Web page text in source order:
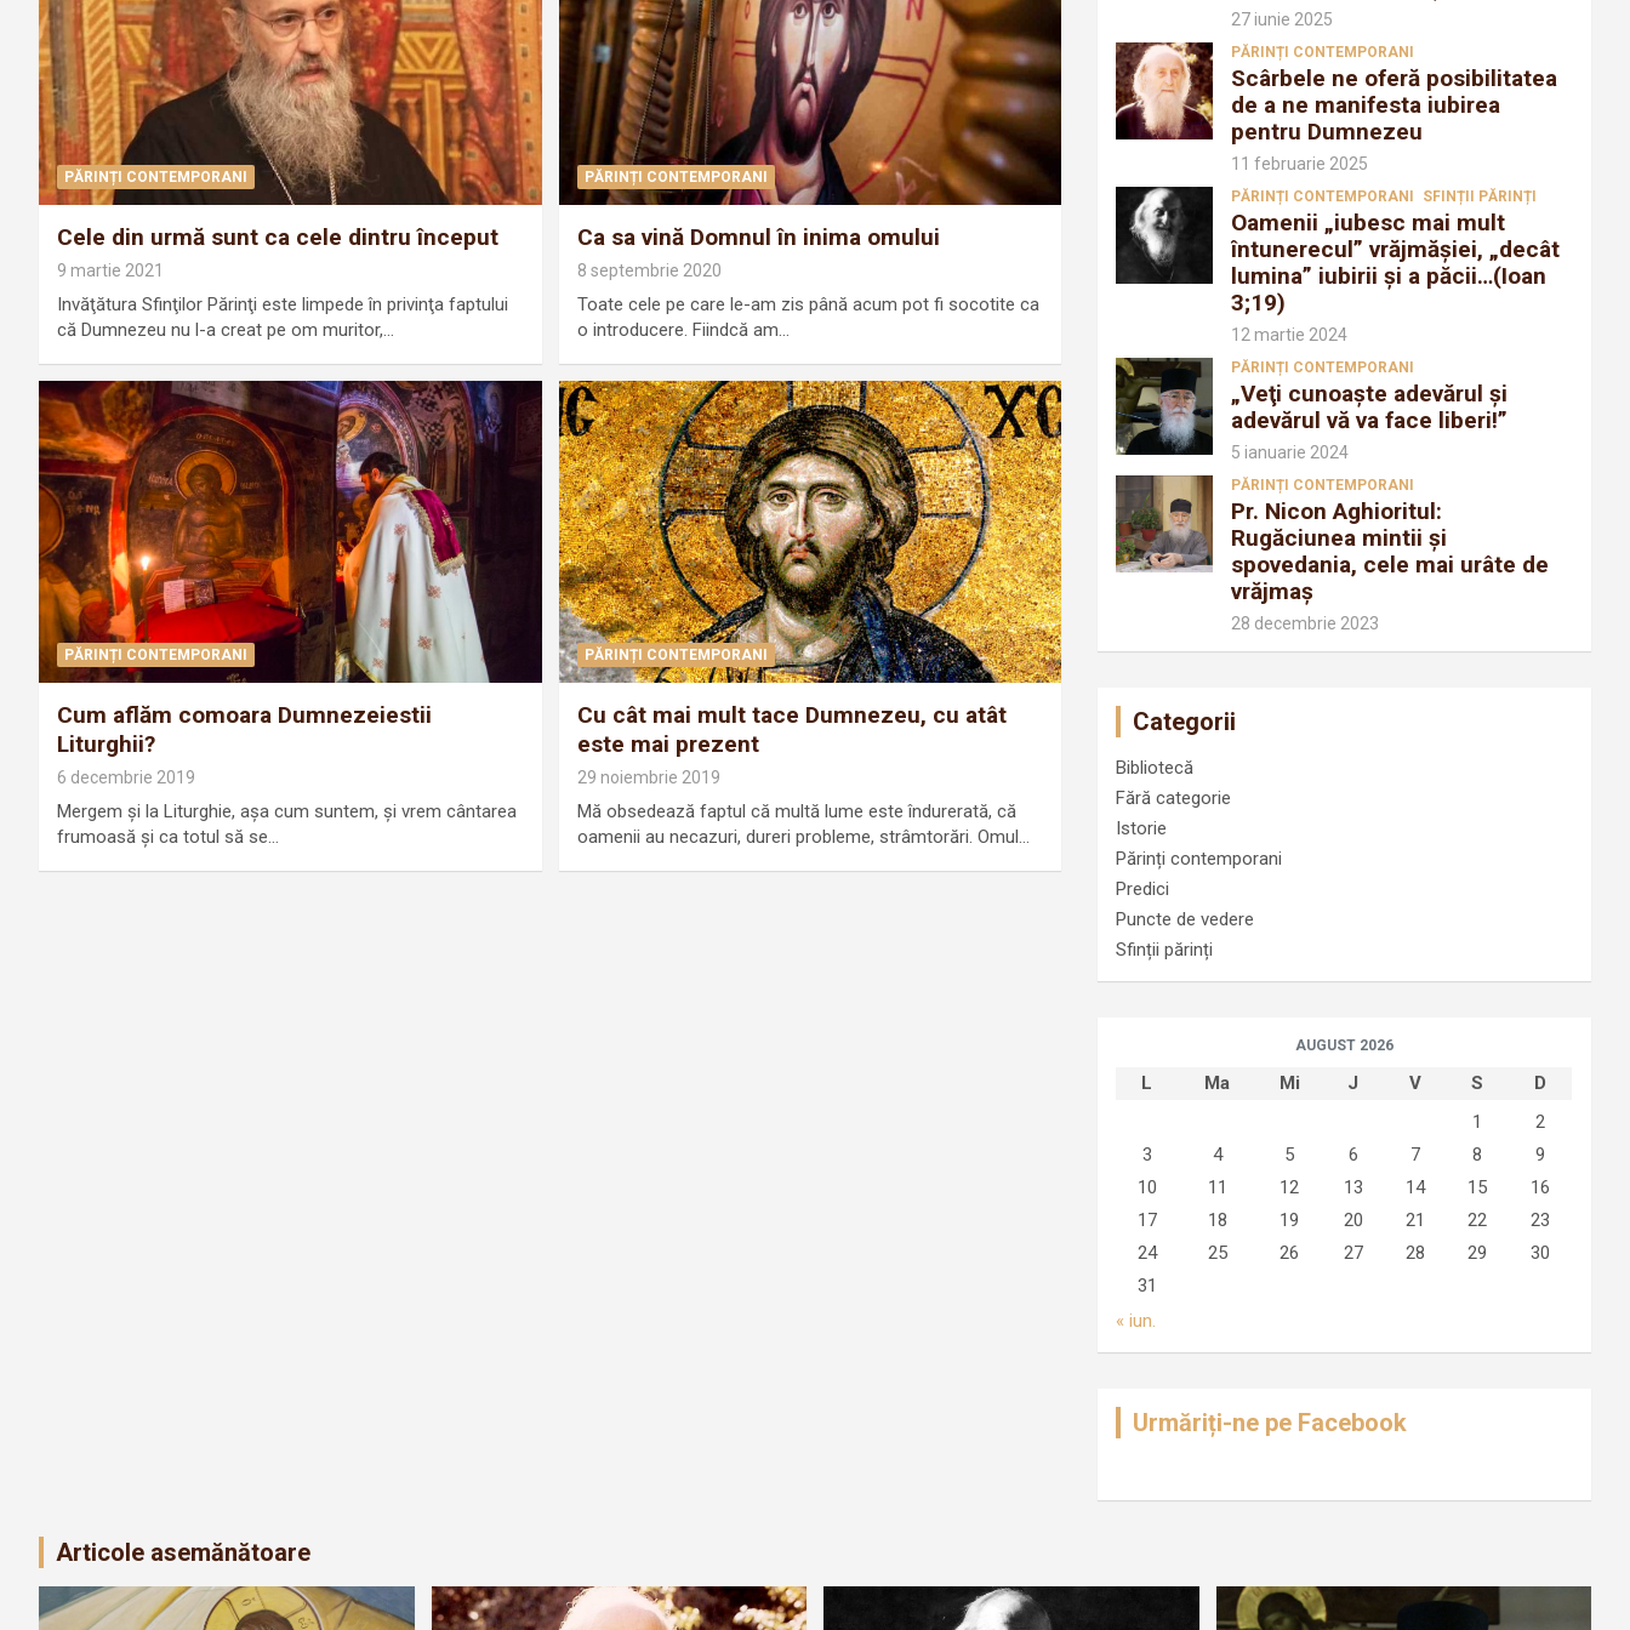
PĂRINȚI CONTEMPORANI
Cele din urmă sunt ca cele dintru început
9 martie 2021
Invăţătura Sfinţilor Părinţi este limpede în privinţa faptului
că Dumnezeu nu l-a creat pe om muritor,…
PĂRINȚI CONTEMPORANI
Ca sa vină Domnul în inima omului
8 septembrie 2020
Toate cele pe care le-am zis până acum pot fi socotite ca
o introducere. Fiindcă am…
PĂRINȚI CONTEMPORANI
Cum aflăm comoara Dumnezeiestii
Liturghii?
6 decembrie 2019
Mergem şi la Liturghie, aşa cum suntem, şi vrem cântarea
frumoasă şi ca totul să se…
PĂRINȚI CONTEMPORANI
Cu cât mai mult tace Dumnezeu, cu atât
este mai prezent
29 noiembrie 2019
Mă obsedează faptul că multă lume este îndurerată, că
oamenii au necazuri, dureri probleme, strâmtorări. Omul…
27 iunie 2025
PĂRINȚI CONTEMPORANI
Scârbele ne oferă posibilitatea
de a ne manifesta iubirea
pentru Dumnezeu
11 februarie 2025
PĂRINȚI CONTEMPORANI SFINȚII PĂRINȚI
Oamenii „iubesc mai mult
întunerecul” vrăjmăşiei, „decât
lumina” iubirii şi a păcii…(Ioan
3;19)
12 martie 2024
PĂRINȚI CONTEMPORANI
„Veţi cunoaşte adevărul şi
adevărul vă va face liberi!”
5 ianuarie 2024
PĂRINȚI CONTEMPORANI
Pr. Nicon Aghioritul:
Rugăciunea mintii și
spovedania, cele mai urâte de
vrăjmaș
28 decembrie 2023
Categorii
Bibliotecă
Fără categorie
Istorie
Părinți contemporani
Predici
Puncte de vedere
Sfinții părinți
AUGUST 2026
L Ma Mi J V S
D
1
2
3
4 5 6 7 8
9
10
11 12 13 14 15
16
17
18 19 20 21 22
23
24
25 26 27 28 29
30
31
« iun.
Urmăriți-ne pe Facebook
Articole asemănătoare